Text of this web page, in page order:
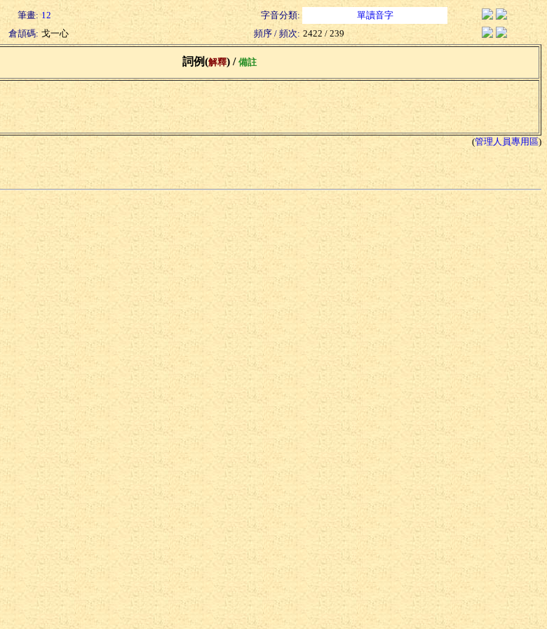
筆畫: 12 字音分類:
單讀音字
倉頡碼: 戈一心 頻序 / 頻次: 2422 / 239
詞例(解釋) / 備註
(管理人員專用區)